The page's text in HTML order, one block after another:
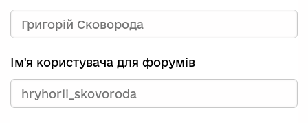
Ім'я користувача для форумів